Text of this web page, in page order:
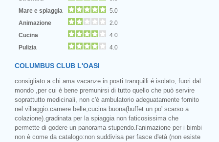
Mare e spiaggia
5.0
Animazione
2.0
Cucina
4.0
Pulizia
4.0
COLUMBUS CLUB L'OASI
consigliato a chi ama vacanze in posti tranquilli.é isolato, fuori dal
mondo ,per cui è bene premunirsi di tutto quello che può servire
soprattutto medicinali, non c'è ambulatorio adeguatamente fornito
nel villaggio.camere belle,cucina buona(buffet un po' scarso a
colazione).gradinata per la spiaggia non faticosissima che
permette di godere un panorama stupendo.l'animazione per i bimbi
non è come da catalogo:non suddivisa per fasce d'età (non esiste